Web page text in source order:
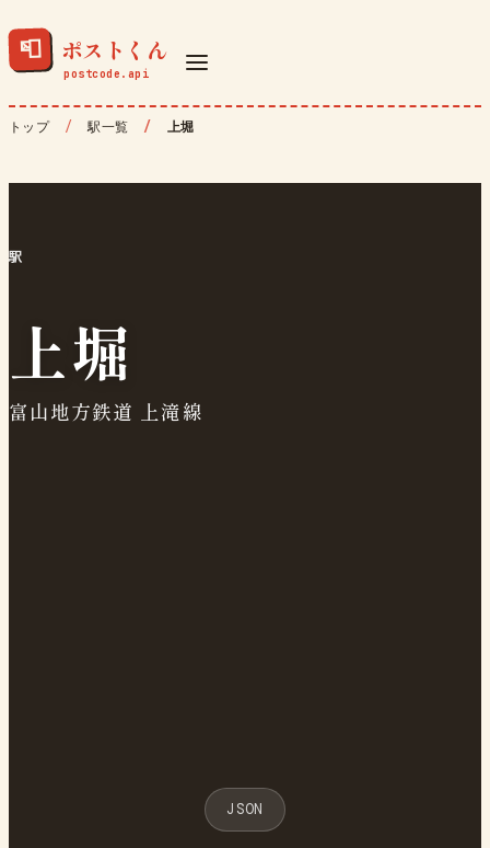
📮 ポストくん
トップ 駅一覧 上堀
駅
上堀
富山地方鉄道 上滝線
JSON